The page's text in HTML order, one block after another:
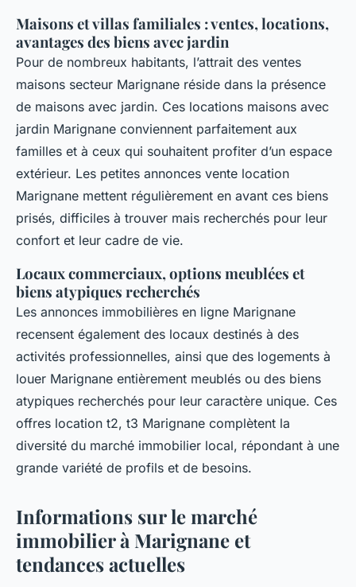
Maisons et villas familiales : ventes, locations,
avantages des biens avec jardin
Pour de nombreux habitants, l’attrait des ventes
maisons secteur Marignane réside dans la présence
de maisons avec jardin. Ces locations maisons avec
jardin Marignane conviennent parfaitement aux
familles et à ceux qui souhaitent profiter d’un espace
extérieur. Les petites annonces vente location
Marignane mettent régulièrement en avant ces biens
prisés, difficiles à trouver mais recherchés pour leur
confort et leur cadre de vie.
Locaux commerciaux, options meublées et
biens atypiques recherchés
Les annonces immobilières en ligne Marignane
recensent également des locaux destinés à des
activités professionnelles, ainsi que des logements à
louer Marignane entièrement meublés ou des biens
atypiques recherchés pour leur caractère unique. Ces
offres location t2, t3 Marignane complètent la
diversité du marché immobilier local, répondant à une
grande variété de profils et de besoins.
Informations sur le marché
immobilier à Marignane et
tendances actuelles